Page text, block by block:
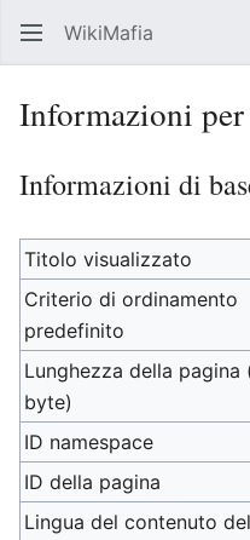
WikiMafia
Informazioni
Informazioni di
Titolo visualizzato
Criterio di ordinamento
predefinito
Lunghezza della pagina
byte)
ID namespace
ID della pagina
Lingua del contenuto